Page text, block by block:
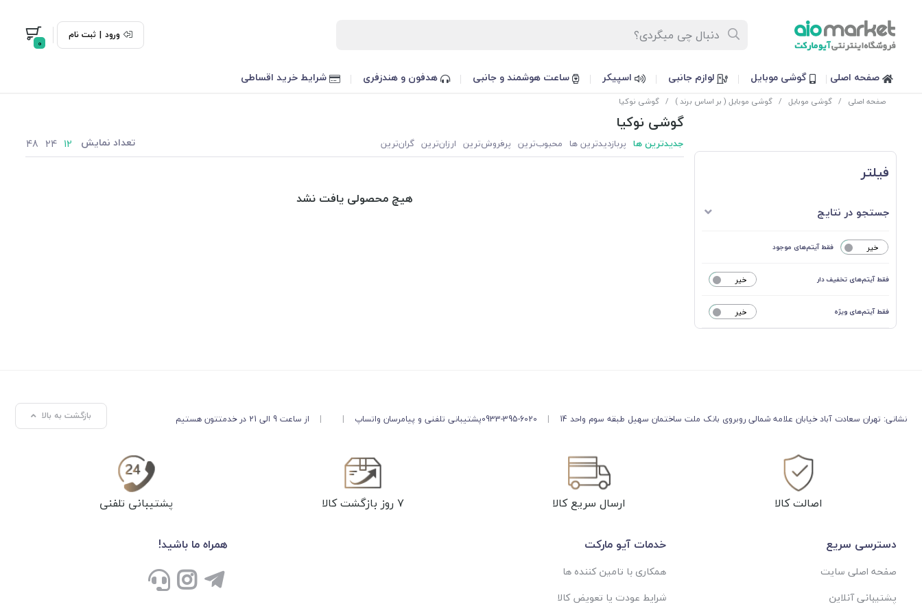
ورود | ثبت نام
0
صفحه اصلی گوشی موبایل لوازم جانبی اسپیکر ساعت هوشمند و جانبی هدفون و هندزفری شرایط خرید اقساطی
صفحه اصلی / گوشی موبایل / گوشی موبایل ( بر اساس برند ) / گوشی نوکیا
فیلتر
جستجو در نتایج
خیر فقط آیتم‌های موجود
خیر فقط آیتم‌های تخفیف دار
خیر فقط آیتم‌های ویژه
گوشی نوکیا
جدیدترین ها پربازدیدترین ها محبوب‌‌ترین پرفروش‌ترین ارزان‌ترین گران‌ترین تعداد نمایش 12
24
48
هیچ محصولی یافت نشد
نشانی: تهران سعادت آباد خیابان علامه شمالی روبروی بانک ملت ساختمان سهیل طبقه سوم واحد 14 |
0933-395-6020پشتیبانی تلفنی و پیامرسان واتساپ |
| از ساعت 9 الی 21 در خدمتتون هستیم بازگشت به بالا
اصالت کالا ارسال سریع کالا ۷ روز بازگشت کالا پشتیبانی تلفنی
دسترسی سریع
صفحه اصلی سایت
پشتیبانی آنلاین
خدمات آیو مارکت
همکاری با تامین کننده ها
شرایط عودت یا تعویض کالا
همراه ما باشید!